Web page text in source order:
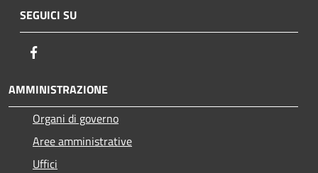
SEGUICI SU
AMMINISTRAZIONE
Organi di governo
Aree amministrative
Uffici